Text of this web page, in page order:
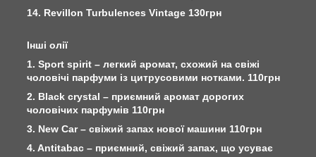
14. Revillon Turbulences Vintage 130грн
Інші олії
1. Sport spirit – легкий аромат, схожий на свіжі
чоловічі парфуми із цитрусовими нотками. 110грн
2. Black crystal – приємний аромат дорогих
чоловічих парфумів 110грн
3. New Car – свіжий запах нової машини 110грн
4. Antitabac – приємний, свіжий запах, що усуває